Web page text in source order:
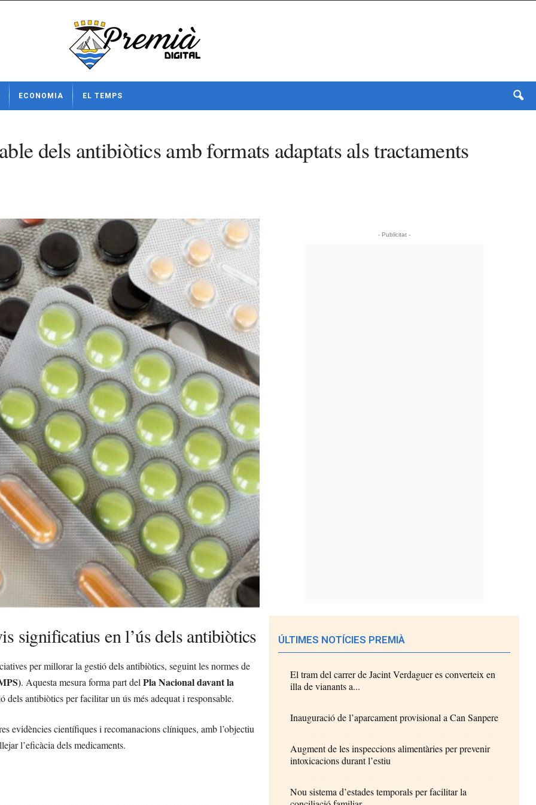
ECONOMIA EL TEMPS
dels antibiòtics amb formats adaptats als tractaments
significatius en l’ús dels antibiòtics
per millorar la gestió dels antibiòtics, seguint les normes de
. Aquesta mesura forma part del Pla Nacional davant la
dels antibiòtics per facilitar un ús més adequat i responsable.
evidències científiques i recomanacions clíniques, amb l’objectiu
l’eficàcia dels medicaments.
- Publicitat -
ÚLTIMES NOTÍCIES PREMIÀ
El tram del carrer de Jacint Verdaguer es converteix en
illa de vianants a...
Inauguració de l’aparcament provisional a Can Sanpere
Augment de les inspeccions alimentàries per prevenir
intoxicacions durant l’estiu
Nou sistema d’estades temporals per facilitar la